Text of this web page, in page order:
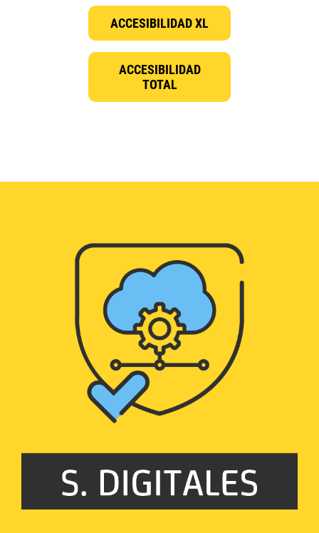
ACCESIBILIDAD XL
ACCESIBILIDAD
TOTAL